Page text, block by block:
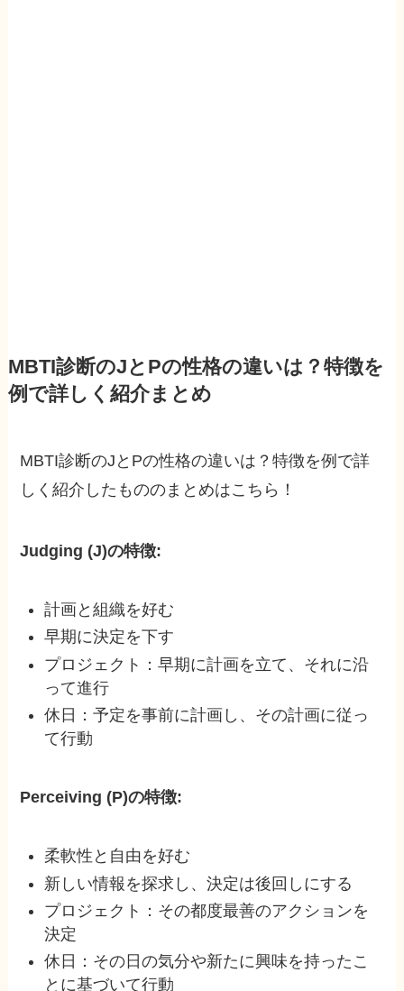
MBTI診断のJとPの性格の違いは？特徴を
例で詳しく紹介まとめ
MBTI診断のJとPの性格の違いは？特徴を例で詳
しく紹介したもののまとめはこちら！
Judging (J)の特徴:
計画と組織を好む
早期に決定を下す
プロジェクト：早期に計画を立て、それに沿
って進行
休日：予定を事前に計画し、その計画に従っ
て行動
Perceiving (P)の特徴:
柔軟性と自由を好む
新しい情報を探求し、決定は後回しにする
プロジェクト：その都度最善のアクションを
決定
休日：その日の気分や新たに興味を持ったこ
とに基づいて行動